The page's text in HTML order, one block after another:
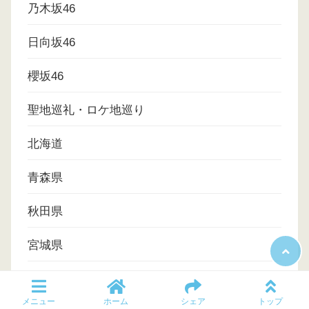
乃木坂46
日向坂46
櫻坂46
聖地巡礼・ロケ地巡り
北海道
青森県
秋田県
宮城県
福島県
メニュー ホーム シェア トップ